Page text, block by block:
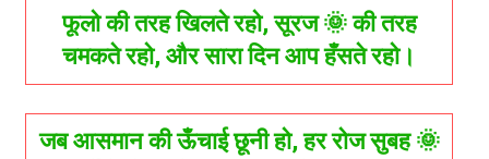
फूलो की तरह खिलते रहो, सूरज 🌞 की तरह
चमकते रहो, और सारा दिन आप हँसते रहो।
जब आसमान की ऊँचाई छूनी हो, हर रोज सुबह 🌞